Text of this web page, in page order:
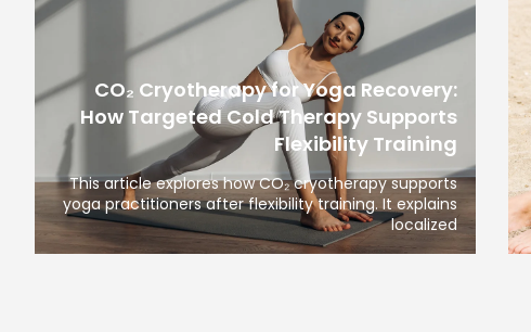
CO₂ Cryotherapy for Yoga Recovery:
How Targeted Cold Therapy Supports
Flexibility Training
This article explores how CO₂ cryotherapy supports
yoga practitioners after flexibility training. It explains
localized